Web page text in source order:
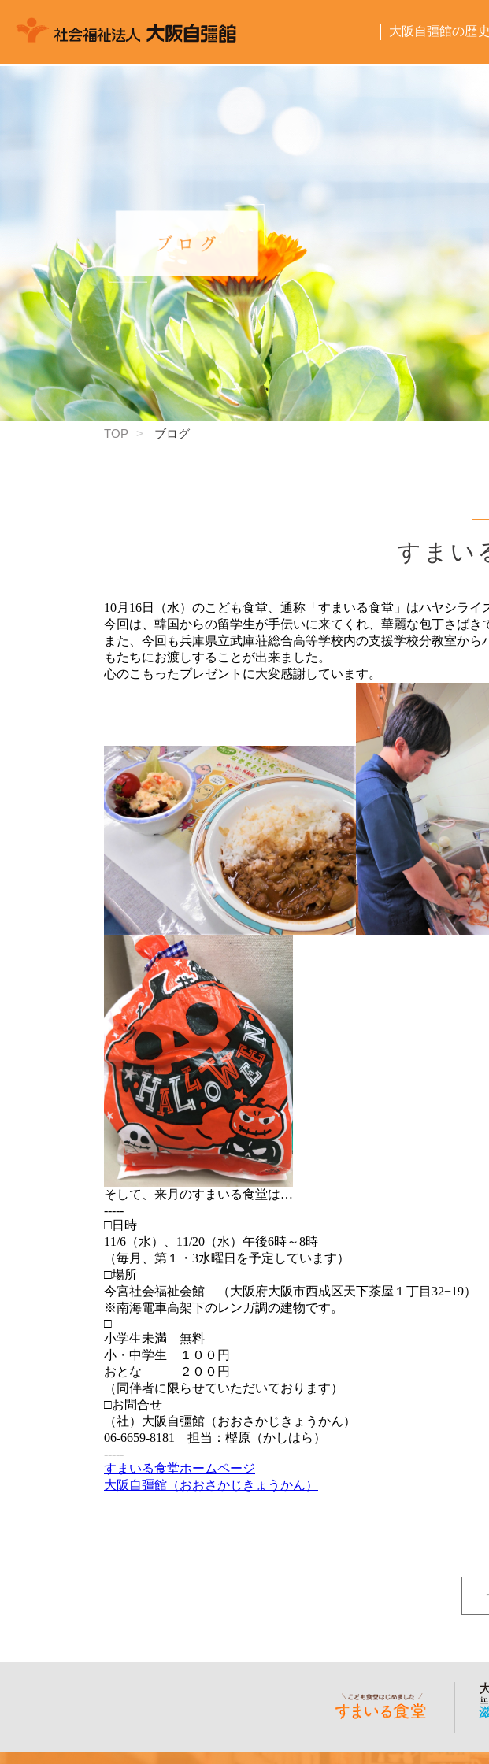
大阪自彊館の歴史
TOP ブログ
すまい
10月16日（水）のこども食堂、通称「すまいる食堂」はハヤシライ
今回は、韓国からの留学生が手伝いに来てくれ、華麗な包丁さばき
また、今回も兵庫県立武庫荘総合高等学校内の支援学校分教室か
もたちにお渡しすることが出来ました。
心のこもったプレゼントに大変感謝しています。
そして、来月のすまいる食堂は…
-----
□日時
11/6（水）、11/20（水）午後6時～8時
（毎月、第１・3水曜日を予定しています）
□場所
今宮社会福祉会館 （大阪府大阪市西成区天下茶屋１丁目32−19）
※南海電車高架下のレンガ調の建物です。
□
小学生未満 無料
小・中学生 １００円
おとな ２００円
（同伴者に限らせていただいております）
□お問合せ
（社）大阪自彊館（おおさかじきょうかん）
06-6659-8181 担当：樫原（かしはら）
-----
すまいる食堂ホームページ
大阪自彊館（おおさかじきょうかん）